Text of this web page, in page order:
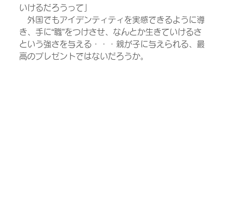
いけるだろうって」
外国でもアイデンティティを実感できるように導
き、手に“職”をつけさせ、なんとか生きていけるさ
という強さを与える・・・親が子に与えられる、最
高のプレゼントではないだろうか。